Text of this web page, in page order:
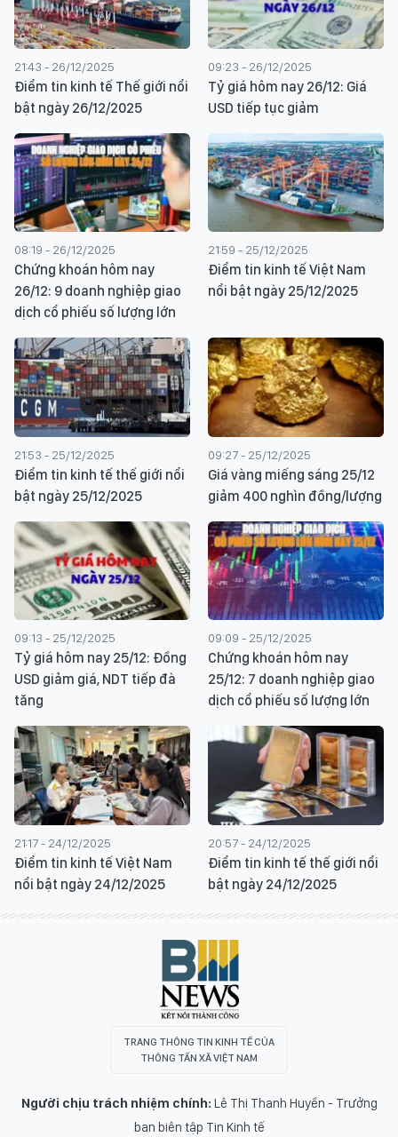
21:43 - 26/12/2025
Điểm tin kinh tế Thế giới nổi
bật ngày 26/12/2025
09:23 - 26/12/2025
Tỷ giá hôm nay 26/12: Giá
USD tiếp tục giảm
08:19 - 26/12/2025
Chứng khoán hôm nay
26/12: 9 doanh nghiệp giao
dịch cổ phiếu số lượng lớn
21:59 - 25/12/2025
Điểm tin kinh tế Việt Nam
nổi bật ngày 25/12/2025
21:53 - 25/12/2025
Điểm tin kinh tế thế giới nổi
bật ngày 25/12/2025
09:27 - 25/12/2025
Giá vàng miếng sáng 25/12
giảm 400 nghìn đồng/lượng
09:13 - 25/12/2025
Tỷ giá hôm nay 25/12: Đồng
USD giảm giá, NDT tiếp đà
tăng
09:09 - 25/12/2025
Chứng khoán hôm nay
25/12: 7 doanh nghiệp giao
dịch cổ phiếu số lượng lớn
21:17 - 24/12/2025
Điểm tin kinh tế Việt Nam
nổi bật ngày 24/12/2025
20:57 - 24/12/2025
Điểm tin kinh tế thế giới nổi
bật ngày 24/12/2025
TRANG THÔNG TIN KINH TẾ CỦA
THÔNG TẤN XÃ VIỆT NAM
Người chịu trách nhiệm chính: Lê Thị Thanh Huyền - Trưởng
ban biên tập Tin Kinh tế